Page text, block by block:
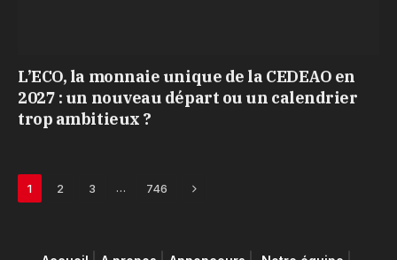
L’ECO, la monnaie unique de la CEDEAO en
2027 : un nouveau départ ou un calendrier
trop ambitieux ?
1 2 3 … 746 Next